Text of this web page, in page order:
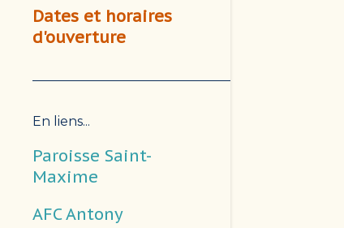
Dates et horaires
d'ouverture
En liens...
Paroisse Saint-
Maxime
AFC Antony